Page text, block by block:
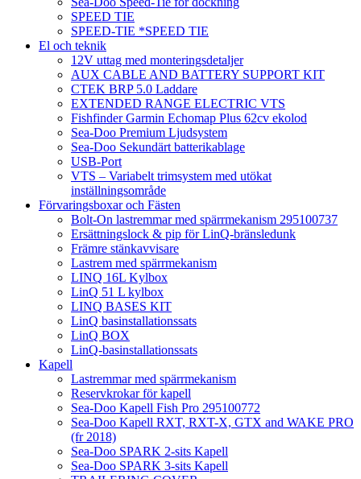
SPEED TIE
SPEED-TIE *SPEED TIE
El och teknik
12V uttag med monteringsdetaljer
AUX CABLE AND BATTERY SUPPORT KIT
CTEK BRP 5.0 Laddare
EXTENDED RANGE ELECTRIC VTS
Fishfinder Garmin Echomap Plus 62cv ekolod
Sea-Doo Premium Ljudsystem
Sea-Doo Sekundärt batterikablage
USB-Port
VTS – Variabelt trimsystem med utökat
inställningsområde
Förvaringsboxar och Fästen
Bolt-On lastremmar med spärrmekanism 295100737
Ersättningslock & pip för LinQ-bränsledunk
Främre stänkavvisare
Lastrem med spärrmekanism
LINQ 16L Kylbox
LinQ 51 L kylbox
LINQ BASES KIT
LinQ basinstallationssats
LinQ BOX
LinQ-basinstallationssats
Kapell
Lastremmar med spärrmekanism
Reservkrokar för kapell
Sea-Doo Kapell Fish Pro 295100772
Sea-Doo Kapell RXT, RXT-X, GTX and WAKE PRO
(fr 2018)
Sea-Doo SPARK 2-sits Kapell
Sea-Doo SPARK 3-sits Kapell